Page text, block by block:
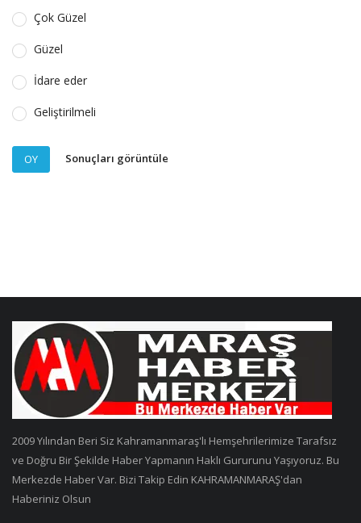
Çok Güzel
Güzel
İdare eder
Geliştirilmeli
OY Sonuçları görüntüle
2009 Yılından Beri Siz Kahramanmaraş'lı Hemşehrilerimize Tarafsız
ve Doğru Bir Şekilde Haber Yapmanın Haklı Gururunu Yaşıyoruz. Bu
Merkezde Haber Var. Bizi Takip Edin KAHRAMANMARAŞ'dan
Haberiniz Olsun